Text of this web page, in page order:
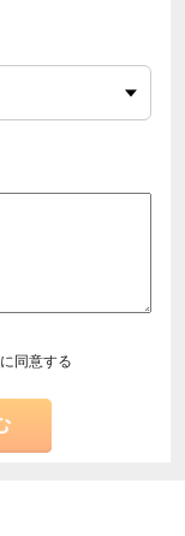
に同意する